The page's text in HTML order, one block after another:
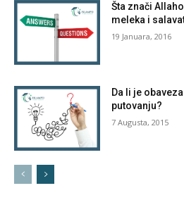
Šta znači
meleka i
19 Januara, 2016
Da li je
putovanju?
7 Augusta, 2015